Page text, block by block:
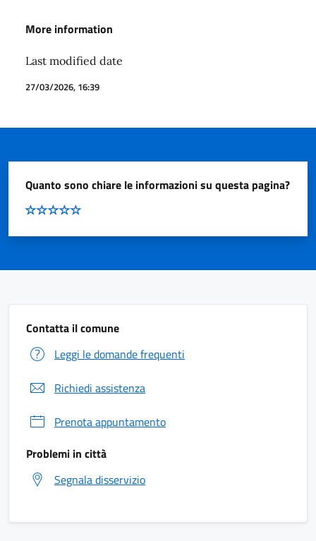
More information
Last modified date
27/03/2026, 16:39
Quanto sono chiare le informazioni su questa pagina?
Contatta il comune
Leggi le domande frequenti
Richiedi assistenza
Prenota appuntamento
Problemi in città
Segnala disservizio